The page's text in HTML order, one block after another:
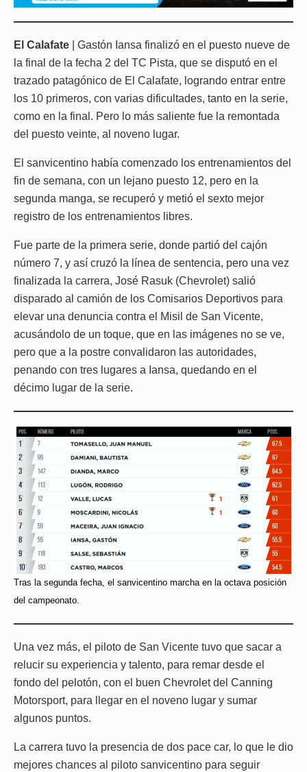
El Calafate | Gastón Iansa finalizó en el puesto nueve de
la final de la fecha 2 del TC Pista, que se disputó en el
trazado patagónico de El Calafate, logrando entrar entre
los 10 primeros, con varias dificultades, tanto en la serie,
como en la final. Pero lo más saliente fue la remontada
del puesto veinte, al noveno lugar.
El sanvicentino había comenzado los entrenamientos del
fin de semana, con un lejano puesto 12, pero en la
segunda manga, se recuperó y metió el sexto mejor
registro de los entrenamientos libres.
Fue parte de la primera serie, donde partió del cajón
número 7, y así cruzó la línea de sentencia, pero una vez
finalizada la carrera, José Rasuk (Chevrolet) salió
disparado al camión de los Comisarios Deportivos para
elevar una denuncia contra el Misil de San Vicente,
acusándolo de un toque, que en las imágenes no se ve,
pero que a la postre convalidaron las autoridades,
penando con tres lugares a Iansa, quedando en el
décimo lugar de la serie.
Tras la segunda fecha, el sanvicentino marcha en la octava posición
del campeonato.
Una vez más, el piloto de San Vicente tuvo que sacar a
relucir su experiencia y talento, para remar desde el
fondo del pelotón, con el buen Chevrolet del Canning
Motorsport, para llegar en el noveno lugar y sumar
algunos puntos.
La carrera tuvo la presencia de dos pace car, lo que le dio
mejores chances al piloto sanvicentino para seguir